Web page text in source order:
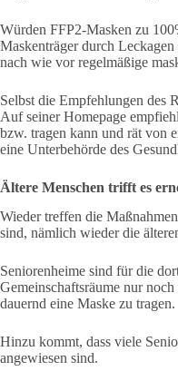
Würden FFP2-Masken zu
Maskenträger durch
nach wie vor regelmäßige
Selbst die Empfehlungen des
Auf seiner Homepage
bzw. tragen kann und rät von
eine Unterbehörde des
Ältere Menschen trifft es
Wieder treffen die
sind, nämlich wieder die
Seniorenheime sind für die
Gemeinschaftsräume nur
dauernd eine Maske zu tragen.
Hinzu kommt, dass viele
angewiesen sind.